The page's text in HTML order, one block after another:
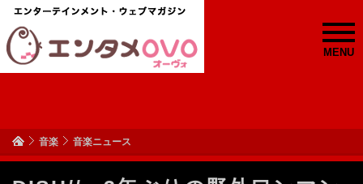
MENU
音楽 音楽ニュース